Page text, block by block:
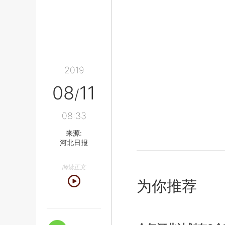
2019
08/11
08:33
来源:
河北日报
阅读正文
为你推荐